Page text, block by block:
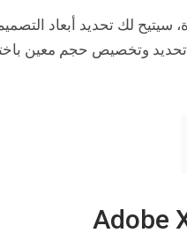
سيتيح لك تحديد أبعاد